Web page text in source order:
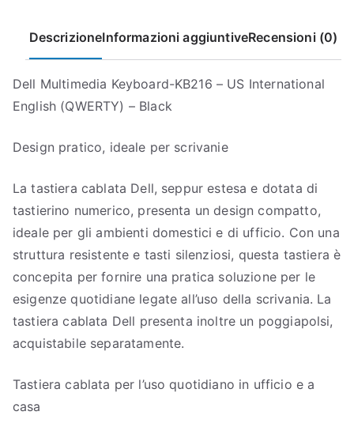
DescrizioneInformazioni aggiuntiveRecensioni (0)
Dell Multimedia Keyboard-KB216 – US International
English (QWERTY) – Black
Design pratico, ideale per scrivanie
La tastiera cablata Dell, seppur estesa e dotata di
tastierino numerico, presenta un design compatto,
ideale per gli ambienti domestici e di ufficio. Con una
struttura resistente e tasti silenziosi, questa tastiera è
concepita per fornire una pratica soluzione per le
esigenze quotidiane legate all’uso della scrivania. La
tastiera cablata Dell presenta inoltre un poggiapolsi,
acquistabile separatamente.
Tastiera cablata per l’uso quotidiano in ufficio e a
casa